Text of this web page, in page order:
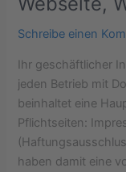
Schreibe einen
Ihr geschäftlicher
jeden Betrieb mit
beinhaltet eine
Pflichtseiten:
haben damit eine
Auftritt,
Website